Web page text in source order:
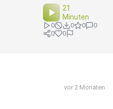
21
Minuten
0 0 0
0
0
0
vor 2 Monaten